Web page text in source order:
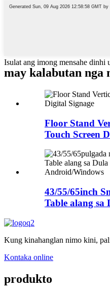
Isulat ang imong mensahe dinhi
may kalabutan nga
Floor Stand
Touch Screen
43/55/65inch
Table alang sa
Kung kinahanglan nimo kini,
Kontaka online
produkto